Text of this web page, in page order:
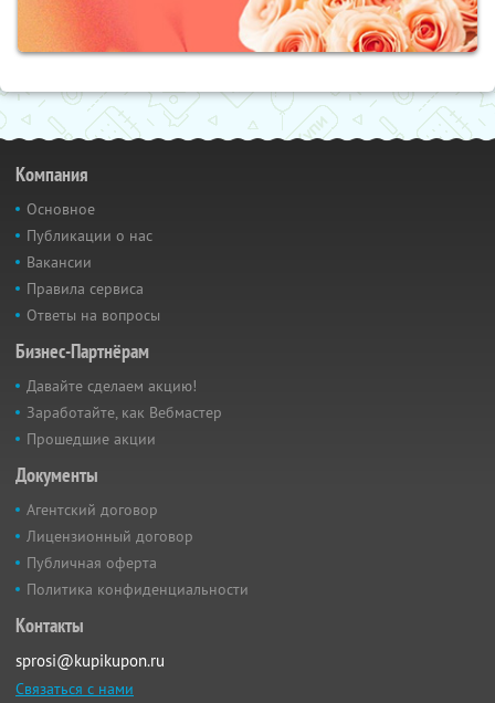
Компания
Основное
Публикации о нас
Вакансии
Правила сервиса
Ответы на вопросы
Бизнес-Партнёрам
Давайте сделаем акцию!
Заработайте, как Вебмастер
Прошедшие акции
Документы
Агентский договор
Лицензионный договор
Публичная оферта
Политика конфиденциальности
Контакты
sprosi@kupikupon.ru
Связаться с нами